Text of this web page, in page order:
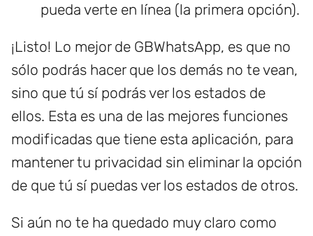
pueda verte en línea (la primera opción).
¡Listo! Lo mejor de GBWhatsApp, es que no
sólo podrás hacer que los demás no te vean,
sino que tú sí podrás ver los estados de
ellos. Esta es una de las mejores funciones
modificadas que tiene esta aplicación, para
mantener tu privacidad sin eliminar la opción
de que tú sí puedas ver los estados de otros.
Si aún no te ha quedado muy claro como